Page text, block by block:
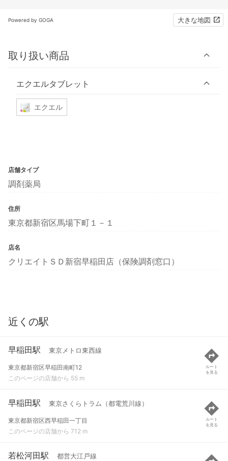
Powered by GOGA 大きな地図
取り扱い商品
エクエルタブレット
エクエル
店舗タイプ
調剤薬局
住所
東京都新宿区馬場下町１－１
店名
クリエイトＳＤ新宿早稲田店（保険調剤窓口）
近くの駅
早稲田駅 東京メトロ東西線
東京都新宿区早稲田南町12
このページの店舗から 55 m
ルート
を見る
早稲田駅 東京さくらトラム（都電荒川線）
東京都新宿区西早稲田一丁目
このページの店舗から 712 m
ルート
を見る
若松河田駅 都営大江戸線